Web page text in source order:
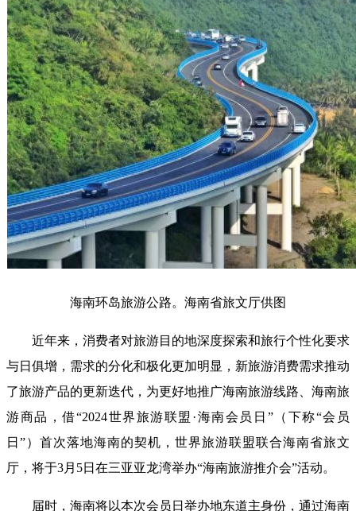
海南环岛旅游公路。海南省旅文厅供图
近年来，消费者对旅游目的地深度探索和旅行个性化要求
与日俱增，需求的分化和极化更加明显，新旅游消费需求推动
了旅游产品的更新迭代，为更好地推广海南旅游线路、海南旅
游商品，借“2024世界旅游联盟·海南会员日”（下称“会员
日”）首次落地海南的契机，世界旅游联盟联合海南省旅文
厅，将于3月5日在三亚亚龙湾举办“海南旅游推介会”活动。
届时，海南将以本次会员日举办地东道主身份，通过海南